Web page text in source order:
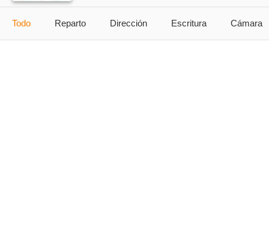
Todo Reparto Dirección Escritura Cámara